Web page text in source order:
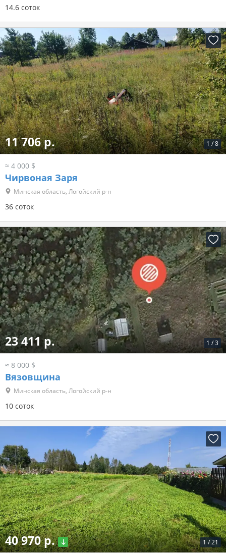
14.6 соток
1 /8
11 706 р.
≈ 4 000 $
Чирвоная Заря
Минская область, Логойский р-н
36 соток
1 /3
23 411 р.
≈ 8 000 $
Вязовщина
Минская область, Логойский р-н
10 соток
1 /21
40 970 р.